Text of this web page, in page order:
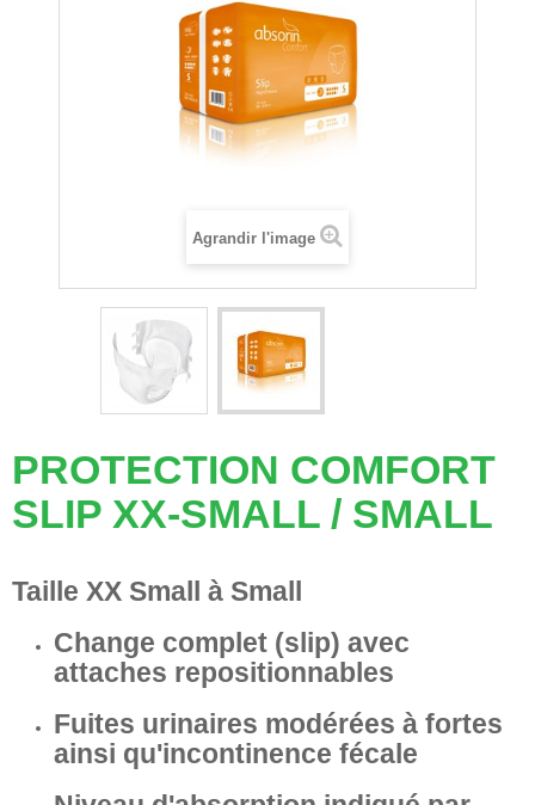
Agrandir l'image
PROTECTION COMFORT
SLIP XX-SMALL / SMALL
Taille XX Small à Small
Change complet (slip) avec
attaches repositionnables
Fuites urinaires modérées à fortes
ainsi qu'incontinence fécale